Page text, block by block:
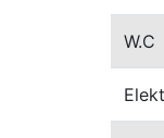
W.C